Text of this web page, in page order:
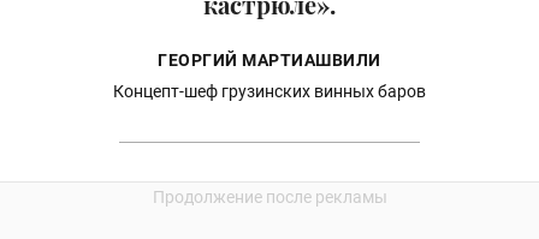
ГЕОРГИЙ МАРТИАШВИЛИ
Концепт-шеф грузинских винных баров